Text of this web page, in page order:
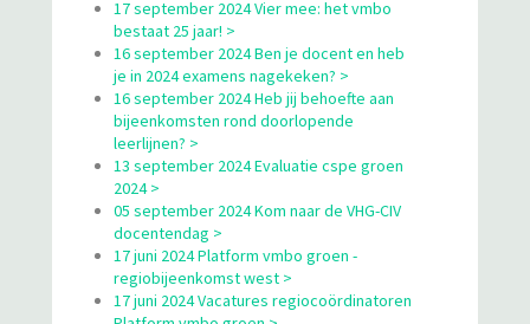
17 september 2024 Vier mee: het vmbo
bestaat 25 jaar! >
16 september 2024 Ben je docent en heb
je in 2024 examens nagekeken? >
16 september 2024 Heb jij behoefte aan
bijeenkomsten rond doorlopende
leerlijnen? >
13 september 2024 Evaluatie cspe groen
2024 >
05 september 2024 Kom naar de VHG-CIV
docentendag >
17 juni 2024 Platform vmbo groen -
regiobijeenkomst west >
17 juni 2024 Vacatures regiocoördinatoren